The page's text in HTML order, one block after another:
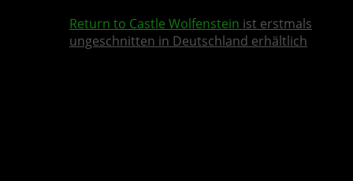
Return to Castle Wolfenstein ist erstmals
ungeschnitten in Deutschland erhältlich